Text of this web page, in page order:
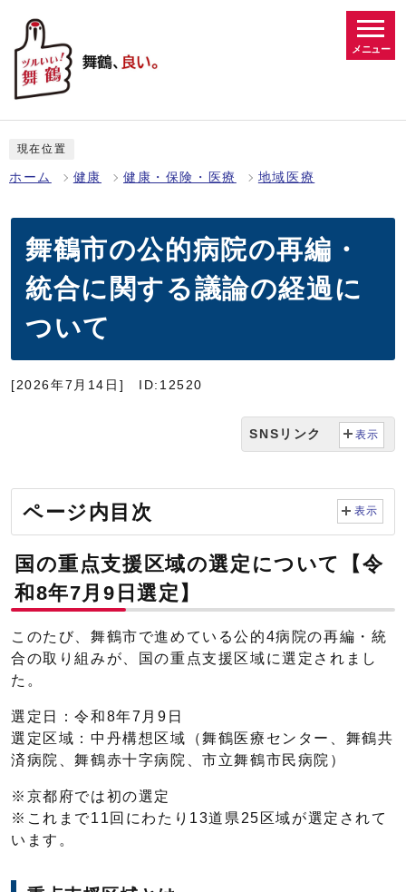
メニュー
現在位置
ホーム 健康 健康・保険・医療 地域医療
舞鶴市の公的病院の再編・
統合に関する議論の経過に
ついて
[2026年7月14日] ID:12520
SNSリンク 表示
ページ内目次 表示
国の重点支援区域の選定について【令
和8年7月9日選定】
このたび、舞鶴市で進めている公的4病院の再編・統
合の取り組みが、国の重点支援区域に選定されまし
た。
選定日：令和8年7月9日
選定区域：中丹構想区域（舞鶴医療センター、舞鶴共
済病院、舞鶴赤十字病院、市立舞鶴市民病院）
※京都府では初の選定
※これまで11回にわたり13道県25区域が選定されて
います。